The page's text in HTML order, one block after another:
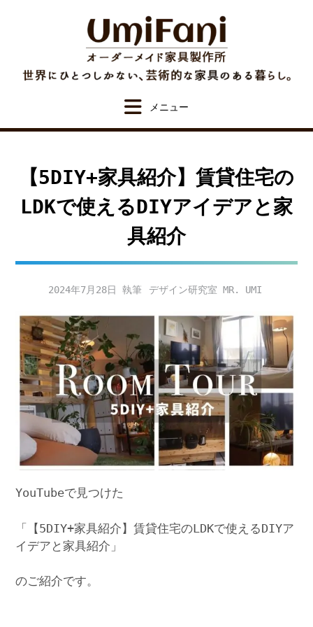
【5DIY+家具紹介】賃貸住宅の
LDKで使えるDIYアイデアと家
具紹介
2024年7月28日 デザイン研究室 MR. UMI
YouTubeで見つけた
「【5DIY+家具紹介】賃貸住宅のLDKで使えるDIYア
イデアと家具紹介」
のご紹介です。